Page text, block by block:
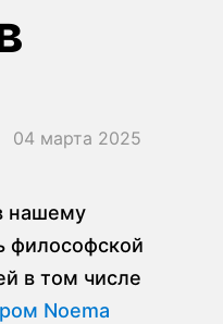
04 марта 2025
нашему
философской
в том числе
Noema